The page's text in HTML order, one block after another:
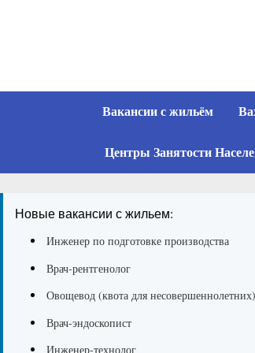
Вакансии с жильём
Центры Занятости
Новые вакансии с жильем:
Инженер по подготовке производства
Врач-рентгенолог
Овощевод (квота для несовершеннолетних)
Врач-эндоскопист
Инженер-технолог